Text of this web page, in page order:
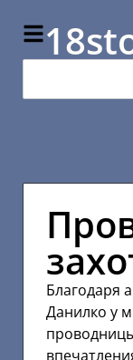
Благодаря
Данилко у